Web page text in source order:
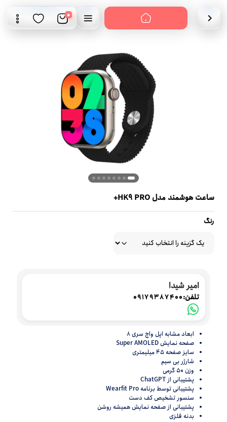
0
ساعت هوشمند مدل HK9 PRO+
رنگ
امیر شیدا
تلفن:09179387400
ابعاد مشابه اپل واچ سری 8
صفحه نمایش Super AMOLED
سایز صفحه 45 میلیمتری
شارژر بی سیم
وزن 50 گرمی
پشتیبانی از ChatGPT
پشتیبانی توسط برنامه Wearfit Pro
سنسور تشخیص کف دست
پشتیبانی از صفحه نمایش همیشه روشن
بدنه فلزی